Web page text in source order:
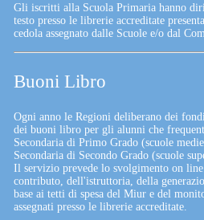
Gli iscritti alla Scuola Primaria hanno
testo presso le librerie accreditate
cedola assegnato dalle Scuole e/o dal
Buoni Libro
Ogni anno le Regioni deliberano dei
dei buoni libro per gli alunni che
Secondaria di Primo Grado (scuole
Secondaria di Secondo Grado (scuole
Il servizio prevede lo svolgimento on
contributo, dell'istruttoria, della
base ai tetti di spesa del Miur e del
assegnati presso le librerie accreditate.